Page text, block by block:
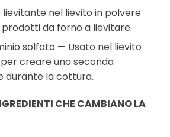
lievitante nel lievito in polvere
da forno a lievitare.
solfato — Usato nel lievito
creare una seconda
durante la cottura.
CHE CAMBIANO LA